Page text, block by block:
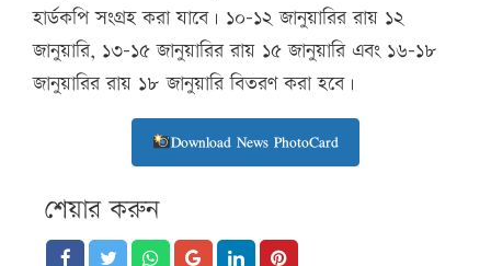
হার্ডকপি সংগ্রহ করা যাবে। ১০-১২ জানুয়ারির রায় ১২
জানুয়ারি, ১৩-১৫ জানুয়ারির রায় ১৫ জানুয়ারি এবং ১৬-১৮
জানুয়ারির রায় ১৮ জানুয়ারি বিতরণ করা হবে।
Download News PhotoCard
শেয়ার করুন